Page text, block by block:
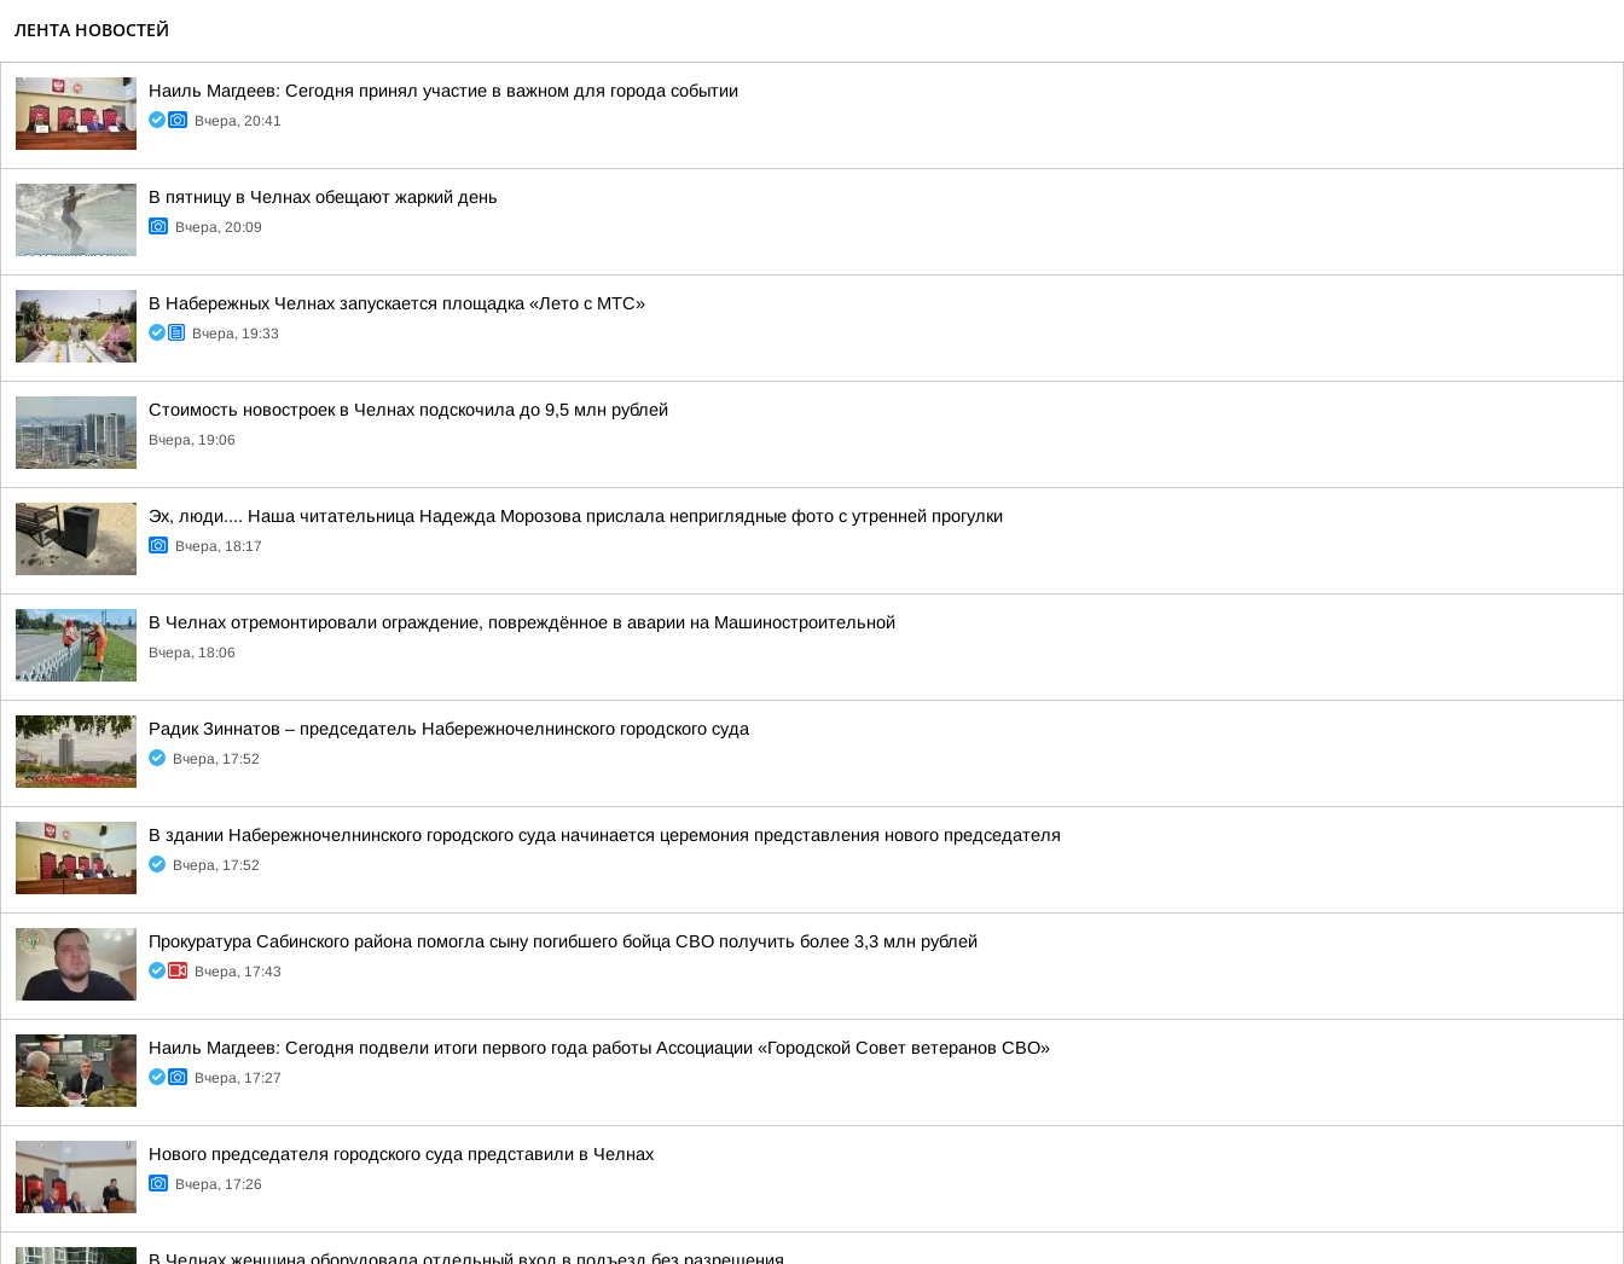
ЛЕНТА НОВОСТЕЙ
Наиль Магдеев: Сегодня принял участие в важном для города событии
Вчера, 20:41
В пятницу в Челнах обещают жаркий день
Вчера, 20:09
В Набережных Челнах запускается площадка «Лето с МТС»
Вчера, 19:33
Стоимость новостроек в Челнах подскочила до 9,5 млн рублей
Вчера, 19:06
Эх, люди.... Наша читательница Надежда Морозова прислала неприглядные фото с утренней прогулки
Вчера, 18:17
В Челнах отремонтировали ограждение, повреждённое в аварии на Машиностроительной
Вчера, 18:06
Радик Зиннатов – председатель Набережночелнинского городского суда
Вчера, 17:52
В здании Набережночелнинского городского суда начинается церемония представления нового председателя
Вчера, 17:52
Прокуратура Сабинского района помогла сыну погибшего бойца СВО получить более 3,3 млн рублей
Вчера, 17:43
Наиль Магдеев: Сегодня подвели итоги первого года работы Ассоциации «Городской Совет ветеранов СВО»
Вчера, 17:27
Нового председателя городского суда представили в Челнах
Вчера, 17:26